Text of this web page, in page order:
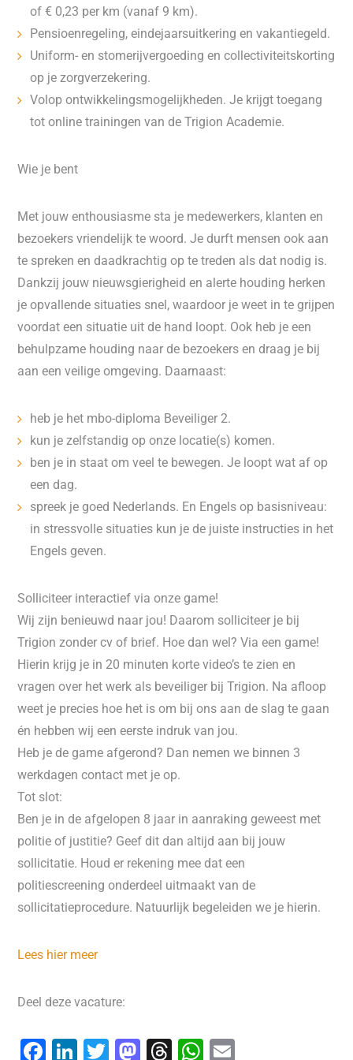
of € 0,23 per km (vanaf 9 km).
Pensioenregeling, eindejaarsuitkering en vakantiegeld.
Uniform- en stomerijvergoeding en collectiviteitskorting
op je zorgverzekering.
Volop ontwikkelingsmogelijkheden. Je krijgt toegang
tot online trainingen van de Trigion Academie.
Wie je bent
Met jouw enthousiasme sta je medewerkers, klanten en
bezoekers vriendelijk te woord. Je durft mensen ook aan
te spreken en daadkrachtig op te treden als dat nodig is.
Dankzij jouw nieuwsgierigheid en alerte houding herken
je opvallende situaties snel, waardoor je weet in te grijpen
voordat een situatie uit de hand loopt. Ook heb je een
behulpzame houding naar de bezoekers en draag je bij
aan een veilige omgeving. Daarnaast:
heb je het mbo-diploma Beveiliger 2.
kun je zelfstandig op onze locatie(s) komen.
ben je in staat om veel te bewegen. Je loopt wat af op
een dag.
spreek je goed Nederlands. En Engels op basisniveau:
in stressvolle situaties kun je de juiste instructies in het
Engels geven.
Solliciteer interactief via onze game!
Wij zijn benieuwd naar jou! Daarom solliciteer je bij
Trigion zonder cv of brief. Hoe dan wel? Via een game!
Hierin krijg je in 20 minuten korte video’s te zien en
vragen over het werk als beveiliger bij Trigion. Na afloop
weet je precies hoe het is om bij ons aan de slag te gaan
én hebben wij een eerste indruk van jou.
Heb je de game afgerond? Dan nemen we binnen 3
werkdagen contact met je op.
Tot slot:
Ben je in de afgelopen 8 jaar in aanraking geweest met
politie of justitie? Geef dit dan altijd aan bij jouw
sollicitatie. Houd er rekening mee dat een
politiescreening onderdeel uitmaakt van de
sollicitatieprocedure. Natuurlijk begeleiden we je hierin.
Lees hier meer
Deel deze vacature:
F
Li T
M T
W